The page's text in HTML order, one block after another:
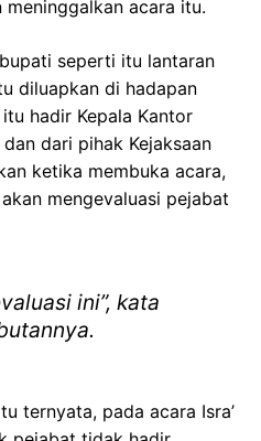
acara itu.
seperti itu lantaran
diluapkan di hadapan
hadir Kepala Kantor
dari pihak Kejaksaan
ketika membuka acara,
mengevaluasi pejabat
ini”, kata
ternyata, pada acara Isra’